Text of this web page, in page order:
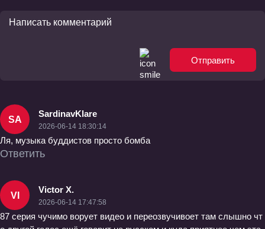
Отправить
SA
SardinavKlare
2026-06-14 18:30:14
Ля, музыка буддистов просто бомба
Ответить
VI
Victor X.
2026-06-14 17:47:58
87 серия чучимо ворует видео и переозвучивоет там слышно чт